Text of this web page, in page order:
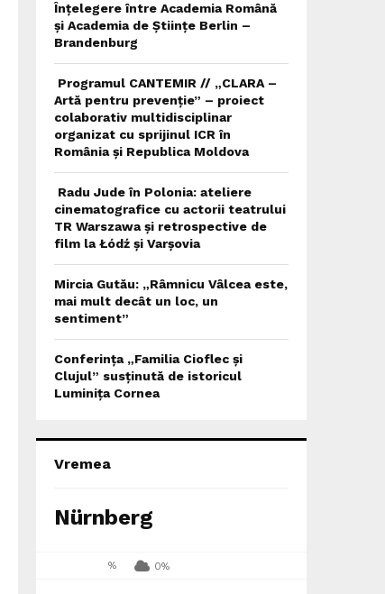
Înțelegere între Academia Română
și Academia de Științe Berlin –
Brandenburg
Programul CANTEMIR // „CLARA –
Artă pentru prevenție” – proiect
colaborativ multidisciplinar
organizat cu sprijinul ICR în
România și Republica Moldova
Radu Jude în Polonia: ateliere
cinematografice cu actorii teatrului
TR Warszawa și retrospective de
film la Łódź și Varșovia
Mircia Gutău: „Râmnicu Vâlcea este,
mai mult decât un loc, un
sentiment”
Conferința „Familia Cioflec și
Clujul” susținută de istoricul
Luminița Cornea
Vremea
Nürnberg
% 0%